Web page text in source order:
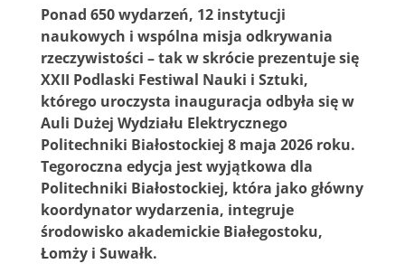
Ponad 650 wydarzeń, 12 instytucji
naukowych i wspólna misja odkrywania
rzeczywistości – tak w skrócie prezentuje się
XXII Podlaski Festiwal Nauki i Sztuki,
którego uroczysta inauguracja odbyła się w
Auli Dużej Wydziału Elektrycznego
Politechniki Białostockiej 8 maja 2026 roku.
Tegoroczna edycja jest wyjątkowa dla
Politechniki Białostockiej, która jako główny
koordynator wydarzenia, integruje
środowisko akademickie Białegostoku,
Łomży i Suwałk.